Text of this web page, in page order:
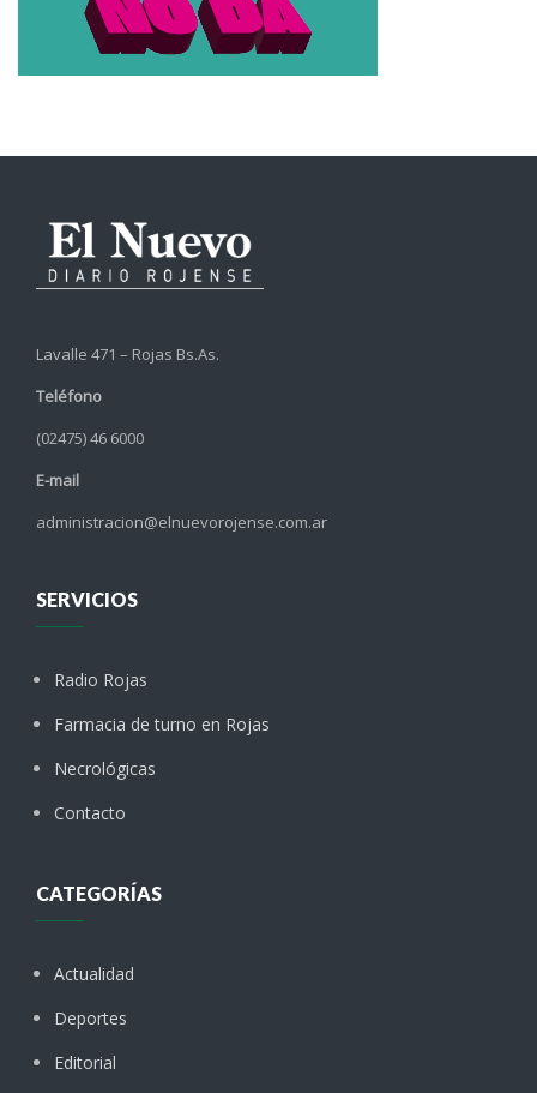
Lavalle 471 – Rojas Bs.As.
Teléfono
(02475) 46 6000
E-mail
administracion@elnuevorojense.com.ar
SERVICIOS
Radio Rojas
Farmacia de turno en Rojas
Necrológicas
Contacto
CATEGORÍAS
Actualidad
Deportes
Editorial